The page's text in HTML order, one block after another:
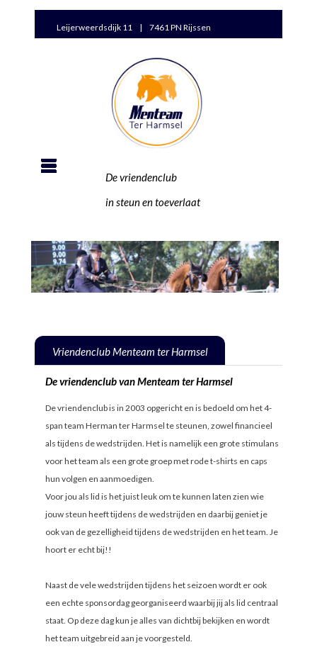
Leijerweerdsdijk 11 | 7461 PN Rijssen
De vriendenclub
in steun en toeverlaat
Vriendenclub Menteam ter Harmsel
De vriendenclub van Menteam ter Harmsel
De vriendenclub is in 2003 opgericht en is bedoeld om het 4-
span team Herman ter Harmsel te steunen, zowel financieel
als tijdens de wedstrijden. Het is namelijk een grote stimulans
voor het team als een grote groep met rode t-shirts en caps
hun volgen en aanmoedigen.
Voor jou als lid is het juist leuk om te kunnen laten zien wie
jouw steun heeft tijdens de wedstrijden en daarbij geniet je
ook van de gezelligheid tijdens de wedstrijden en het team. Je
hoort er echt bij!!
Naast de vele wedstrijden tijdens het seizoen wordt er ook
een echte sponsordag georganiseerd waarbij jij als lid centraal
staat. Op deze dag kun je alles van dichtbij bekijken en wordt
het team uitgebreid aan je voorgesteld.